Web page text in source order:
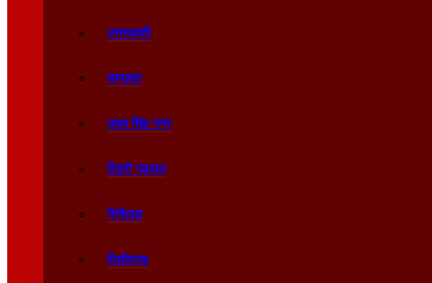
उत्तरकाशी
चम्पावत
उधम सिंह नगर
टिहरी गढ़वाल
नैनीताल
पिथौरागढ़